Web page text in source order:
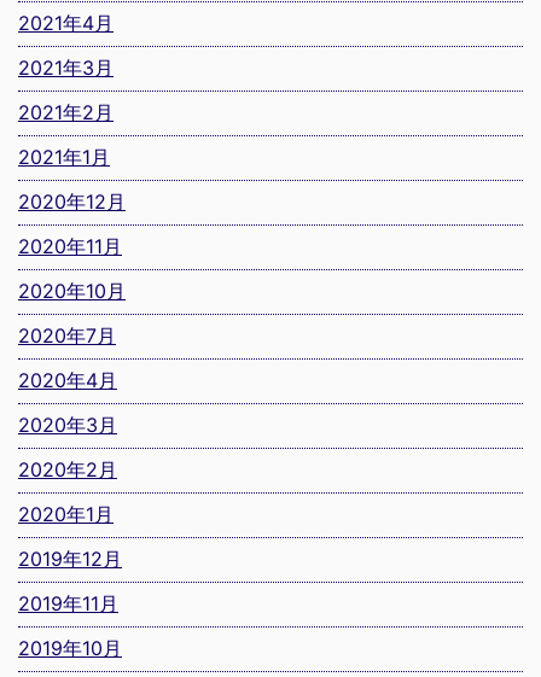
2021年4月
2021年3月
2021年2月
2021年1月
2020年12月
2020年11月
2020年10月
2020年7月
2020年4月
2020年3月
2020年2月
2020年1月
2019年12月
2019年11月
2019年10月